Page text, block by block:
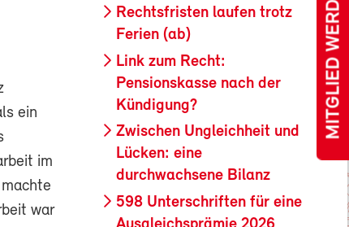
MITGLIED WERDEN
ein
im
war
Rechtsfristen laufen trotz
Ferien (ab)
Link zum Recht:
Pensionskasse nach der
Kündigung?
Zwischen Ungleichheit und
Lücken: eine
durchwachsene Bilanz
598 Unterschriften für eine